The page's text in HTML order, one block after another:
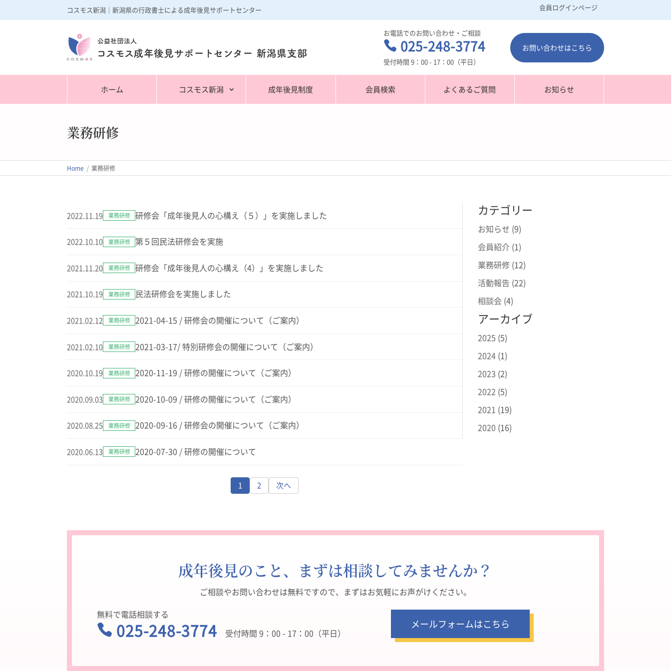
コスモス新潟｜新潟県の行政書士による成年後見サポートセンター 会員ログインページ
お電話でのお問い合わせ・ご相談
 025-248-3774
受付時間 9：00 - 17：00（平日）
お問い合わせはこちら
ホーム コスモス新潟 成年後見制度 会員検索 よくあるご質問 お知らせ
業務研修
Home / 業務研修
2022.11.19 業務研修 研修会「成年後見人の心構え（５）」を実施しました
2022.10.10 業務研修 第５回民法研修会を実施
2021.11.20 業務研修 研修会「成年後見人の心構え（4）」を実施しました
2021.10.19 業務研修 民法研修会を実施しました
2021.02.12 業務研修 2021-04-15 / 研修会の開催について（ご案内）
2021.02.10 業務研修 2021-03-17/ 特別研修会の開催について（ご案内）
2020.10.19 業務研修 2020-11-19 / 研修の開催について（ご案内）
2020.09.03 業務研修 2020-10-09 / 研修の開催について（ご案内）
2020.08.25 業務研修 2020-09-16 / 研修会の開催について（ご案内）
2020.06.13 業務研修 2020-07-30 / 研修の開催について
1 2 次へ
カテゴリー
お知らせ (9)
会員紹介 (1)
業務研修 (12)
活動報告 (22)
相談会 (4)
アーカイブ
2025 (5)
2024 (1)
2023 (2)
2022 (5)
2021 (19)
2020 (16)
成年後見のこと、まずは相談してみませんか？
ご相談やお問い合わせは無料ですので、まずはお気軽にお声がけください。
無料で電話相談する
 025-248-3774 受付時間 9：00 - 17：00（平日）
メールフォームはこちら